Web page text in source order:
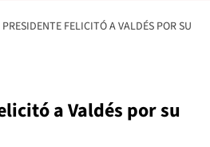
PRESIDENTE FELICITÓ A VALDÉS POR SU
a Valdés por su